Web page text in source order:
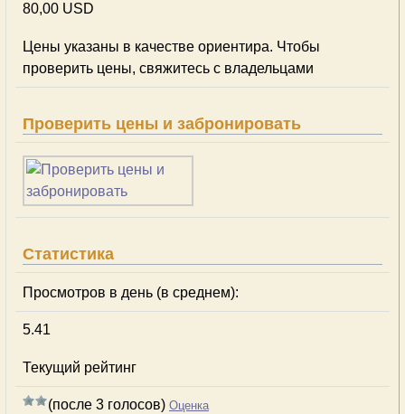
80,00 USD
Цены указаны в качестве ориентира. Чтобы
проверить цены, свяжитесь с владельцами
Проверить цены и забронировать
Статистика
Просмотров в день (в среднем):
5.41
Текущий рейтинг
(после 3 голосов) Оценка